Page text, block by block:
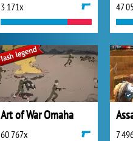
3 171x 47
Art of War Omaha
60 767x 7